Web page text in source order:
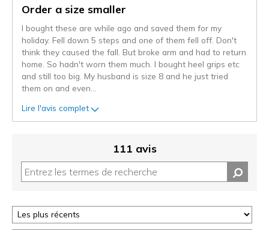
lesOrder a size smaller
I bought these are while ago and saved them for my
holiday. Fell down 5 steps and one of them fell off. Don't
think they caused the fall. But broke arm and had to return
home. So hadn't worn them much. I bought heel grips etc
and still too big. My husband is size 8 and he just tried
them on and even
Lire l'avis complet
111 avis